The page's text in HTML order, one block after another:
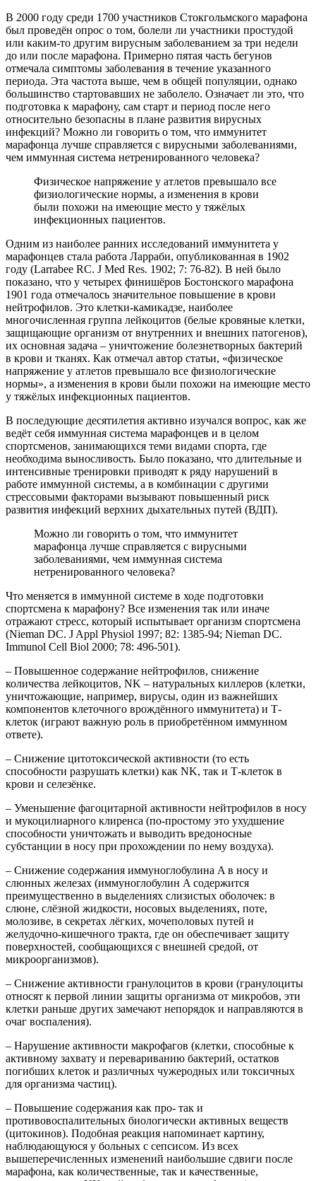
В 2000 году среди 1700 участников Стокгольмского марафона
был проведён опрос о том, болели ли участники простудой
или каким-то другим вирусным заболеванием за три недели
до или после марафона. Примерно пятая часть бегунов
отмечала симптомы заболевания в течение указанного
периода. Эта частота выше, чем в общей популяции, однако
большинство стартовавших не заболело. Означает ли это, что
подготовка к марафону, сам старт и период после него
относительно безопасны в плане развития вирусных
инфекций? Можно ли говорить о том, что иммунитет
марафонца лучше справляется с вирусными заболеваниями,
чем иммунная система нетренированного человека?
Физическое напряжение у атлетов превышало все
физиологические нормы, а изменения в крови
были похожи на имеющие место у тяжёлых
инфекционных пациентов.
Одним из наиболее ранних исследований иммунитета у
марафонцев стала работа Ларраби, опубликованная в 1902
году (Larrabee RC. J Med Res. 1902; 7: 76-82). В ней было
показано, что у четырех финишёров Бостонского марафона
1901 года отмечалось значительное повышение в крови
нейтрофилов. Это клетки-камикадзе, наиболее
многочисленная группа лейкоцитов (белые кровяные клетки,
защищающие организм от внутренних и внешних патогенов),
их основная задача – уничтожение болезнетворных бактерий
в крови и тканях. Как отмечал автор статьи, «физическое
напряжение у атлетов превышало все физиологические
нормы», а изменения в крови были похожи на имеющие место
у тяжёлых инфекционных пациентов.
В последующие десятилетия активно изучался вопрос, как же
ведёт себя иммунная система марафонцев и в целом
спортсменов, занимающихся теми видами спорта, где
необходима выносливость. Было показано, что длительные и
интенсивные тренировки приводят к ряду нарушений в
работе иммунной системы, а в комбинации с другими
стрессовыми факторами вызывают повышенный риск
развития инфекций верхних дыхательных путей (ВДП).
Можно ли говорить о том, что иммунитет
марафонца лучше справляется с вирусными
заболеваниями, чем иммунная система
нетренированного человека?
Что меняется в иммунной системе в ходе подготовки
спортсмена к марафону? Все изменения так или иначе
отражают стресс, который испытывает организм спортсмена
(Nieman DC. J Appl Physiol 1997; 82: 1385-94; Nieman DC.
Immunol Cell Biol 2000; 78: 496-501).
– Повышенное содержание нейтрофилов, снижение
количества лейкоцитов, NK – натуральных киллеров (клетки,
уничтожающие, например, вирусы, один из важнейших
компонентов клеточного врождённого иммунитета) и Т-
клеток (играют важную роль в приобретённом иммунном
ответе).
– Снижение цитотоксической активности (то есть
способности разрушать клетки) как NK, так и Т-клеток в
крови и селезёнке.
– Уменьшение фагоцитарной активности нейтрофилов в носу
и мукоцилиарного клиренса (по-простому это ухудшение
способности уничтожать и выводить вредоносные
субстанции в носу при прохождении по нему воздуха).
– Снижение содержания иммуноглобулина A в носу и
слюнных железах (иммуноглобулин A содержится
преимущественно в выделениях слизистых оболочек: в
слюне, слёзной жидкости, носовых выделениях, поте,
молозиве, в секретах лёгких, мочеполовых путей и
желудочно-кишечного тракта, где он обеспечивает защиту
поверхностей, сообщающихся с внешней средой, от
микроорганизмов).
– Снижение активности гранулоцитов в крови (гранулоциты
относят к первой линии защиты организма от микробов, эти
клетки раньше других замечают непорядок и направляются в
очаг воспаления).
– Нарушение активности макрофагов (клетки, способные к
активному захвату и перевариванию бактерий, остатков
погибших клеток и различных чужеродных или токсичных
для организма частиц).
– Повышение содержания как про- так и
противовоспалительных биологически активных веществ
(цитокинов). Подобная реакция напоминает картину,
наблюдающуюся у больных с сепсисом. Из всех
вышеперечисленных изменений наибольшие сдвиги после
марафона, как количественные, так и качественные,